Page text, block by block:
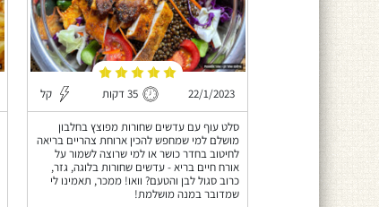
22/1/2023 35 דקות קל
סלט עוף עם עדשים שחורות מפוצץ בחלבון
מושלם למי שמחפש להכין ארוחת צהריים בריאה
לחיטוב בחדר כושר או למי שרוצה לשמור על
אורח חיים בריא - עדשים שחורות בלוגה, גזר,
כרוב סגול לבן והטעם? וואו! ממכר, תאמינו לי
שמדובר במנה מושלמת!